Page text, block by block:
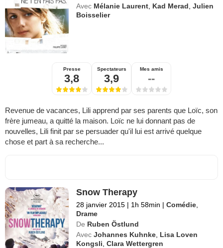
Avec Mélanie Laurent Kad Merad ,Julien
Boisselier
Presse
3,8
Spectateurs
3,9
Mes amis
--
Revenue de vacances, Lili apprend par ses parents que Loïc, son
frère jumeau, a quitté la maison. Loïc ne lui donnant pas de
nouvelles, Lili finit par se persuader qu'il lui est arrivé quelque
chose et part à sa recherche...
Snow Therapy
28 janvier 2015 | 1h 58min | Comédie
Drame
De Ruben Östlund
Avec Johannes Kuhnke Lisa Loven
Kongsli ,Clara Wettergren